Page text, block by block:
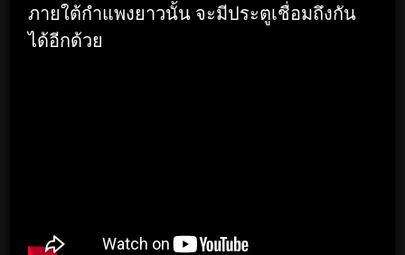
ภายใต้กำแพงยาวนั้น จะมีประตูเชื่อมถึงกัน
ได้อีกด้วย